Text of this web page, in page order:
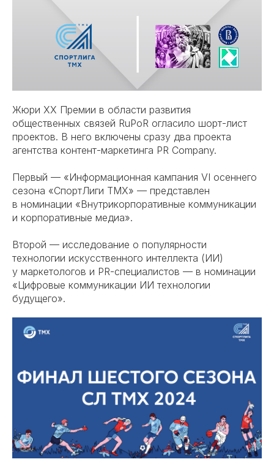
Жюри XX Премии в области развития
общественных связей RuPoR огласило шорт-лист
проектов. В него включены сразу два проекта
агентства контент-маркетинга PR Company.
Первый — «Информационная кампания VI осеннего
сезона «СпортЛиги ТМХ» — представлен
в номинации «Внутрикорпоративные коммуникации
и корпоративные медиа».
Второй — исследование о популярности
технологии искусственного интеллекта (ИИ)
у маркетологов и PR-специалистов — в номинации
«Цифровые коммуникации ИИ технологии
будущего».